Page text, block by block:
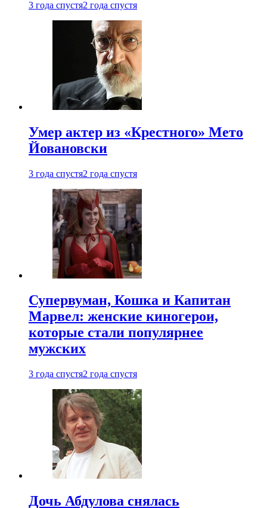
3 года спустя2 года спустя
Умер актер из «Крестного» Мето
Йовановски
3 года спустя2 года спустя
Супервуман, Кошка и Капитан
Марвел: женские киногерои,
которые стали популярнее
мужских
3 года спустя2 года спустя
Дочь Абдулова снялась